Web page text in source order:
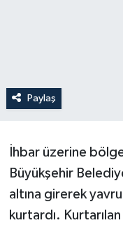
Paylaş
İhbar üzerine
Büyükşehir
altına girerek
kurtardı.